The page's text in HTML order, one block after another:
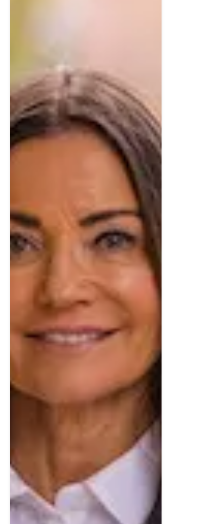
Dessutom finns en separat WC – praktiskt för gäster
och större sällskap.
Den högra delen a parhusen har en stor hall på nedre
plan som kan fungera som ett allrum med utgång till
altan med förmiddagssol.
På övervåningen öppnar bostaden upp sig i en
imponerande takhöjd på upp till 3,6 meter, där kök,
matplats och vardagsrum smälter samman i en öppen
planlösning.
Köket är fullt utrustat med vitvaror från Electrolux, mörk
ekinredning från IKEA, svart marmorinspirerad
bänkskiva och LED-belysning under överskåpen. Här
finns möjlighet till köksö, vilket skapar en naturlig plats
för social samvaro och extra arbetsyta. Integrerade
eluttag och snygga detaljer ger ett modernt och
funktionellt helhetsintryck.
Det ljusa vardagsrummet får magiskt ljusinsläpp via
stora fönsterpartier i tre väderstreck som ramar in
fjällens dramatiska vyer. En svart braskamin från
Nordpeis är strategiskt placerad mitt i rummet och
sprider både värme och atmosfär. Här finns plats för en
större soffgrupp och matplats, vilket gör det till en
perfekt yta för samvaro, lugn och utsikt. Från
vardagsrummet nås även den generösa balkongen i
thermowood med svart smide – en plats att njuta av
solen och fjällen året om.